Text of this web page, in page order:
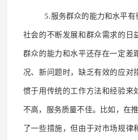
5.服务群众的能力和水平有
社会的不断发展和群众需求的日
群众的能力和水平还存在一定差
况、新问题时，缺乏有效的应对
惯于用传统的工作方法和经验来
不高，服务质量不佳。比如，在
了一些措施，但由于对市场规律